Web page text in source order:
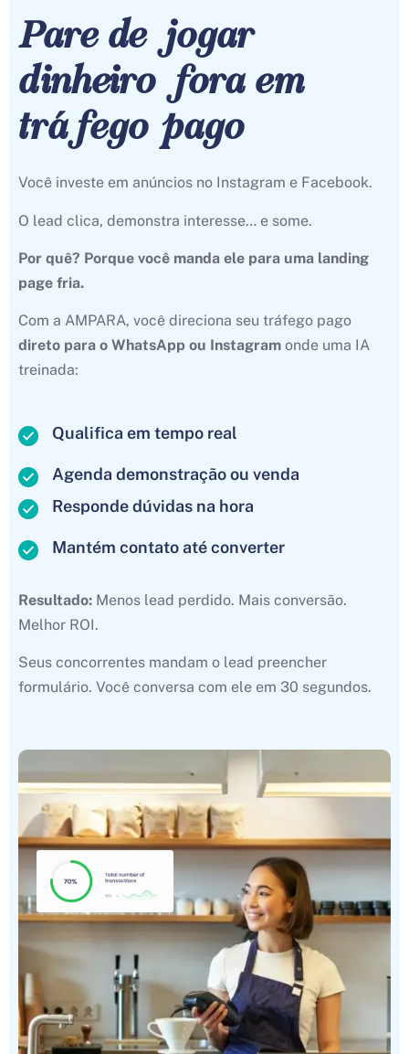
Pare de jogar
dinheiro fora em
tráfego pago
Você investe em anúncios no Instagram e Facebook.
O lead clica, demonstra interesse… e some.
Por quê? Porque você manda ele para uma landing
page fria.
Com a AMPARA, você direciona seu tráfego pago
direto para o WhatsApp ou Instagram onde uma IA
treinada:
Qualifica em tempo real
Agenda demonstração ou venda
Responde dúvidas na hora
Mantém contato até converter
Resultado: Menos lead perdido. Mais conversão.
Melhor ROI.
Seus concorrentes mandam o lead preencher
formulário. Você conversa com ele em 30 segundos.